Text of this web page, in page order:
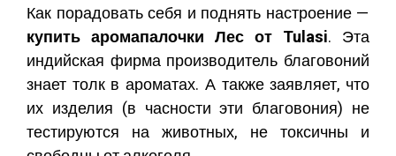
Как порадовать себя и поднять настроение —
купить аромапалочки Лес от Tulasi. Эта
индийская фирма производитель благовоний
знает толк в ароматах. А также заявляет, что
их изделия (в часности эти благовония) не
тестируются на животных, не токсичны и